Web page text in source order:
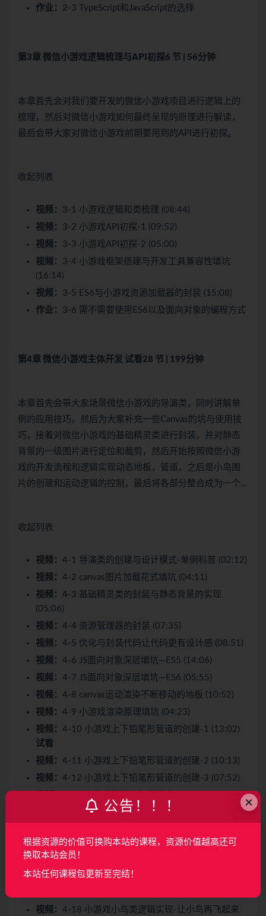
作业： 2-3 TypeScript和JavaScript的选择
第3章 微信小游戏逻辑梳理与API初探6 节 | 56分钟
本章首先会对我们要开发的微信小游戏项目进行逻辑上的
梳理，然后对微信小游戏如何最终呈现的原理进行解读，
最后会带大家对微信小游戏前期要用到的API进行初探。
收起列表
视频： 3-1 小游戏逻辑和类梳理 (08:44)
视频： 3-2 小游戏API初探-1 (09:52)
视频： 3-3 小游戏API初探-2 (05:00)
视频： 3-4 小游戏框架搭建与开发工具兼容性填坑
(16:14)
视频： 3-5 ES6与小游戏资源加载器的封装 (15:08)
作业： 3-6 需不需要使用ES6以及面向对象的编程方式
第4章 微信小游戏主体开发 试看28 节 | 199分钟
本章首先会带大家场景微信小游戏的导演类，同时讲解单
例的应用技巧，然后为大家补充一些Canvas的坑与使用技
巧，接着对微信小游戏的基础精灵类进行封装，并对静态
背景的一级图片进行定位和裁剪，然后开始按照微信小游
戏的开发流程和逻辑实现动态地板，管道，之后是小鸟图
片的创建和运动逻辑的控制，最后将各部分整合成为一个…
收起列表
视频： 4-1 导演类的创建与设计模式-单例科普 (02:12)
视频： 4-2 canvas图片加载花式填坑 (04:11)
视频： 4-3 基础精灵类的封装与静态背景的实现
(05:06)
视频： 4-4 资源管理器的封装 (07:35)
视频： 4-5 优化与封装代码让代码更有设计感 (08:51)
视频： 4-6 JS面向对象深层填坑—ES5 (14:06)
视频： 4-7 JS面向对象深层填坑—ES6 (05:55)
视频： 4-8 canvas运动渲染不断移动的地板 (10:52)
视频： 4-9 小游戏渲染原理填坑 (04:23)
视频： 4-10 小游戏上下铅笔形管道的创建-1 (13:02)
试看
视频： 4-11 小游戏上下铅笔形管道的创建-2 (10:13)
视频： 4-12 小游戏上下铅笔形管道的创建-3 (07:52)
4-14 小游戏小鸟类的创建和逻辑分析 (07:10)
视频：4-16 小游戏小鸟类逻辑实现-让小鸟动起来
(07:35)
视频：4-17 小游戏小鸟类逻辑实现-让小鸟掉下来
视频： 4-18 小游戏小鸟类逻辑实现-让小鸟再飞起来
×
公告！！！
根据资源的价值可换购本站的课程，资源价值越高还可
换取本站会员！
本站任何课程包更新至完结！